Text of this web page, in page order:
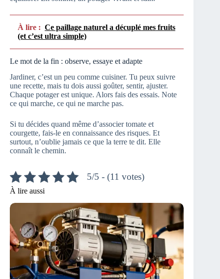
À lire : Ce paillage naturel a décuplé mes fruits
(et c’est ultra simple)
Le mot de la fin : observe, essaye et adapte
Jardiner, c’est un peu comme cuisiner. Tu peux suivre
une recette, mais tu dois aussi goûter, sentir, ajuster.
Chaque potager est unique. Alors fais des essais. Note
ce qui marche, ce qui ne marche pas.
Si tu décides quand même d’associer tomate et
courgette, fais-le en connaissance des risques. Et
surtout, n’oublie jamais ce que la terre te dit. Elle
connaît le chemin.
5/5 - (11 votes)
À lire aussi